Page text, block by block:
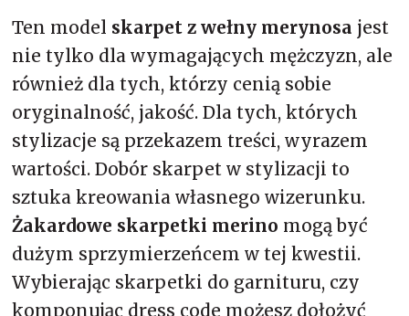
Ten model skarpet z wełny merynosa jest
nie tylko dla wymagających mężczyzn, ale
również dla tych, którzy cenią sobie
oryginalność, jakość. Dla tych, których
stylizacje są przekazem treści, wyrazem
wartości. Dobór skarpet w stylizacji to
sztuka kreowania własnego wizerunku.
Żakardowe skarpetki merino mogą być
dużym sprzymierzeńcem w tej kwestii.
Wybierając skarpetki do garnituru, czy
komponując dress code możesz dołożyć